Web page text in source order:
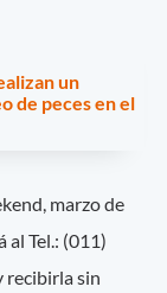
un
de peces en el
marzo de
al Tel.: (011)
recibirla sin